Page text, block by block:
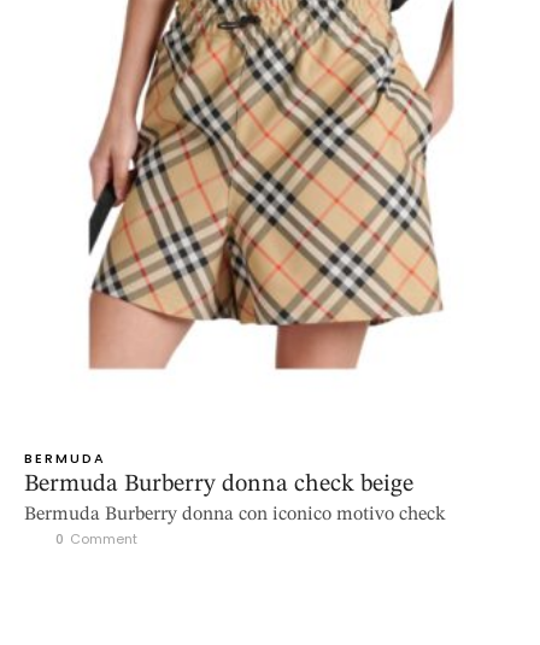
BERMUDA
Bermuda Burberry donna check beige
Bermuda Burberry donna con iconico motivo check
0 Comment